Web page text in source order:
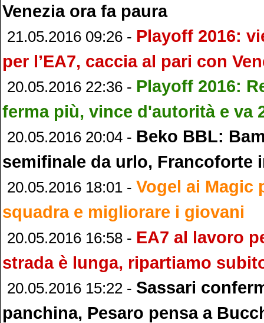
Venezia ora fa paura
21.05.2016 09:26 - Playoff 2016:
per l’EA7, caccia al pari con
20.05.2016 22:36 - Playoff 2016:
ferma più, vince d'autorità e va
20.05.2016 20:04 - Beko BBL:
semifinale da urlo, Francoforte
20.05.2016 18:01 - Vogel ai Magic
squadra e migliorare i giovani
20.05.2016 16:58 - EA7 al lavoro
strada è lunga, ripartiamo
20.05.2016 15:22 - Sassari
panchina, Pesaro pensa a